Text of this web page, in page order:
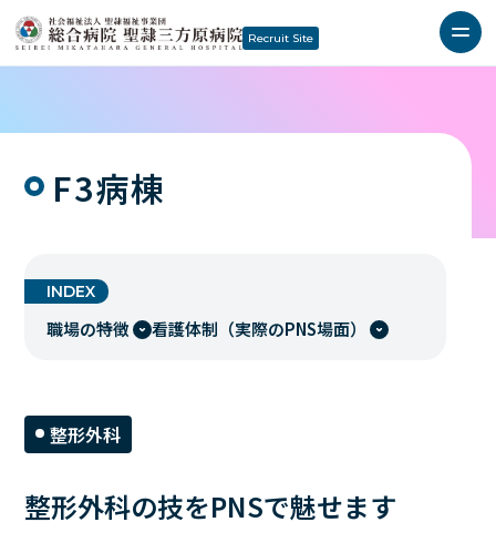
Recruit Site
F3病棟
INDEX
職場の特徴 看護体制（実際のPNS場面）
整形外科
整形外科の技をPNSで魅せます